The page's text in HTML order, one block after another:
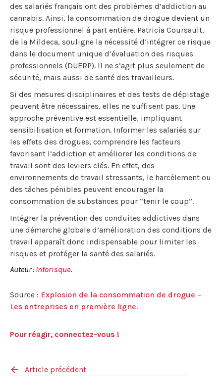
des salariés français ont des problèmes d’addiction au
cannabis. Ainsi, la consommation de drogue devient un
risque professionnel à part entière. Patricia Coursault,
de la Mildeca, souligne la nécessité d’intégrer ce risque
dans le document unique d’évaluation des risques
professionnels (DUERP). Il ne s’agit plus seulement de
sécurité, mais aussi de santé des travailleurs.
Si des mesures disciplinaires et des tests de dépistage
peuvent être nécessaires, elles ne suffisent pas. Une
approche préventive est essentielle, impliquant
sensibilisation et formation. Informer les salariés sur
les effets des drogues, comprendre les facteurs
favorisant l’addiction et améliorer les conditions de
travail sont des leviers clés. En effet, des
environnements de travail stressants, le harcèlement ou
des tâches pénibles peuvent encourager la
consommation de substances pour “tenir le coup”.
Intégrer la prévention des conduites addictives dans
une démarche globale d’amélioration des conditions de
travail apparaît donc indispensable pour limiter les
risques et protéger la santé des salariés.
Auteur : Inforisque.
Source : Explosion de la consommation de drogue –
Les entreprises en première ligne.
Pour réagir, connectez-vous !
Article précédent